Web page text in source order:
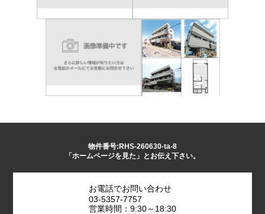
物件番号:RHS-260630-ta-8
「ホームページを見た」とお伝え下さい。
お電話でお問い合わせ
03-5357-7757
営業時間：9:30～18:30